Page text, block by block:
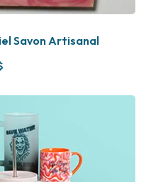
Savon Artisanal